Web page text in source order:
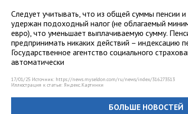
Следует учитывать, что из общей суммы пенсии
удержан подоходный налог (не облагаемый
евро), что уменьшает выплачиваемую сумму.
предпринимать никаких действий – индексацию
Государственное агентство социального
автоматически
17/01/25 Источник: https://news.myseldon.com/ru/news/index/316273513
Иллюстрация к статье: Яндекс.Картинки
БОЛЬШЕ НОВОСТЕЙ